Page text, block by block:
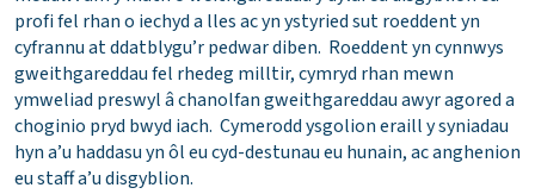
profi fel rhan o iechyd a lles ac yn ystyried sut roeddent yn
cyfrannu at ddatblygu’r pedwar diben. Roeddent yn cynnwys
gweithgareddau fel rhedeg milltir, cymryd rhan mewn
ymweliad preswyl â chanolfan gweithgareddau awyr agored a
choginio pryd bwyd iach. Cymerodd ysgolion eraill y syniadau
hyn a’u haddasu yn ôl eu cyd-destunau eu hunain, ac anghenion
eu staff a’u disgyblion.